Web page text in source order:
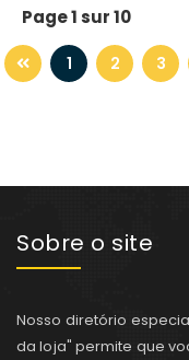
Page 1 sur 10
1 2 3
Sobre o site
Nosso diretório
da loja" permite que